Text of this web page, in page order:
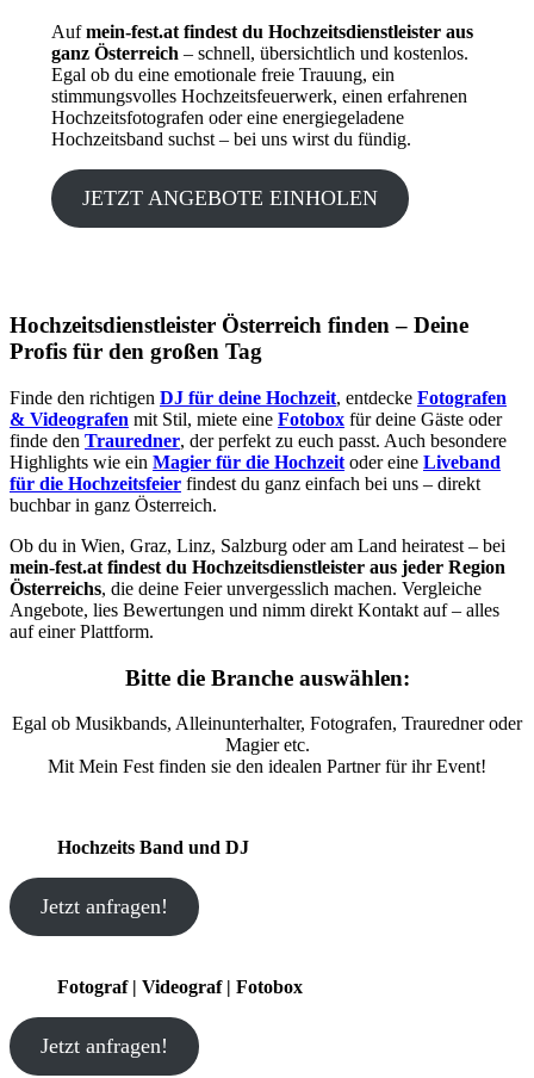
Aufmein-fest.at findest du Hochzeitsdienstleister aus
ganz Österreich– schnell, übersichtlich und kostenlos.
Egal ob du eine emotionale freie Trauung, ein
stimmungsvolles Hochzeitsfeuerwerk, einen erfahrenen
Hochzeitsfotografen oder eine energiegeladene
Hochzeitsband suchst – bei uns wirst du fündig.
JETZT ANGEBOTE EINHOLEN
Hochzeitsdienstleister Österreich finden – Deine
Profis für den großen Tag
Finde den richtigen DJ für deine Hochzeit, entdecke Fotografen
& Videografen mit Stil, miete eine Fotobox für deine Gäste oder
finde den Trauredner, der perfekt zu euch passt. Auch besondere
Highlights wie ein Magier für die Hochzeit oder eine Liveband
für die Hochzeitsfeier findest du ganz einfach bei uns – direkt
buchbar in ganz Österreich.
Ob du in Wien, Graz, Linz, Salzburg oder am Land heiratest – bei
mein-fest.at findest du Hochzeitsdienstleister aus jeder Region
Österreichs, die deine Feier unvergesslich machen. Vergleiche
Angebote, lies Bewertungen und nimm direkt Kontakt auf – alles
auf einer Plattform.
Bitte die Branche auswählen:
Egal ob Musikbands, Alleinunterhalter, Fotografen, Trauredner oder
Magier etc.
Mit Mein Fest finden sie den idealen Partner für ihr Event!
Hochzeits Band und DJ
Jetzt anfragen!
Fotograf | Videograf | Fotobox
Jetzt anfragen!